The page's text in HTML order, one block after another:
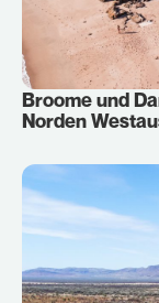
Broome und
Norden